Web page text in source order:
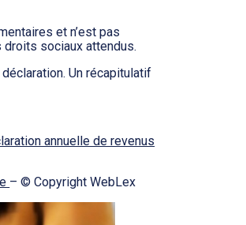
et n’est pas
sociaux attendus.
Un récapitulatif
annuelle de revenus
– © Copyright WebLex